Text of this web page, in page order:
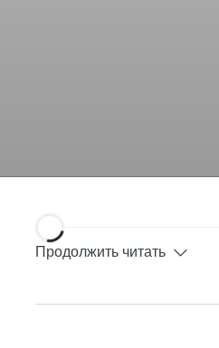
Продолжить читать